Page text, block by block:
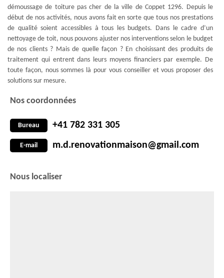
démoussage de toiture pas cher de la ville de Coppet 1296. Depuis le
début de nos activités, nous avons fait en sorte que tous nos prestations
de qualité soient accessibles à tous les budgets. Dans le cadre d’un
nettoyage de toit, nous pouvons ajuster nos interventions selon le budget
de nos clients ? Mais de quelle façon ? En choisissant des produits de
traitement qui entrent dans leurs moyens financiers par exemple. De
toute façon, nous sommes là pour vous conseiller et vous proposer des
solutions sur mesure.
Nos coordonnées
Bureau +41 782 331 305
E-mail m.d.renovationmaison@gmail.com
Nous localiser